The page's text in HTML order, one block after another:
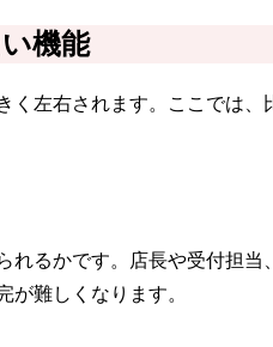
機能
左右されます。ここでは
れるかです。店長や受付担
が難しくなります。